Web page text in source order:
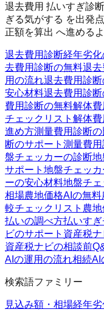
退去費用 払いすぎ診
ぎる気がする を出発
正額を算出 へ進める
退去費用診断経年劣
去費用診断の無料退去
用の流れ退去費用診
安心材料退去費用診
費用診断の無料解体費
チェックリスト 解体
進め方測量費用診断の
断のサポート 測量費
盤チェッカーの診断地
サポート 地盤チェッ
ーの安心材料地盤チ
相場農地価格AIの無料
較チェックリスト 農
払いの調べ方払いす
ビのサポート 資産税
資産税ナビの相談前
AIの運用の流れ相続AI
検索語ファミリー
見込み額・相場経年劣